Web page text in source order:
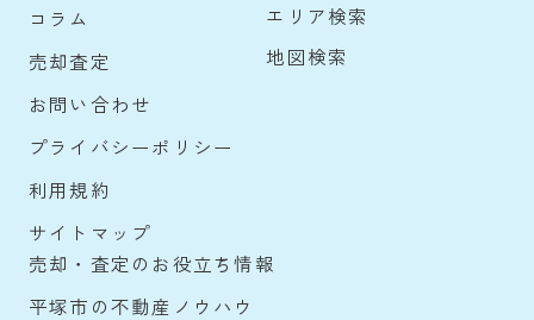
コラム
売却査定
お問い合わせ
プライバシーポリシー
利用規約
サイトマップ
エリア検索
地図検索
売却・査定のお役立ち情報
平塚市の不動産ノウハウ